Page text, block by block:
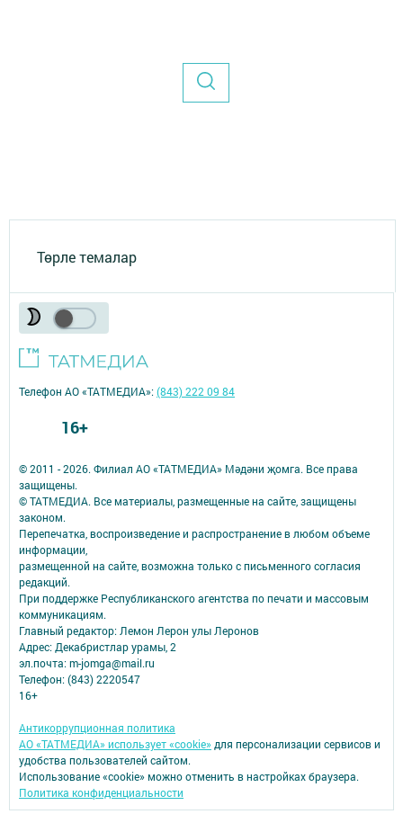
Төрле темалар
© 2011 - 2026. Филиал АО «ТАТМЕДИА» Мәдәни җомга. Все права
защищены.
© ТАТМЕДИА. Все материалы, размещенные на сайте, защищены
законом.
Перепечатка, воспроизведение и распространение в любом объеме
информации,
размещенной на сайте, возможна только с письменного согласия
редакций.
При поддержке Республиканского агентства по печати и массовым
коммуникациям.
Главный редактор: Лемон Лерон улы Леронов
Адрес: Декабристлар урамы, 2
эл.почта: m-jomga@mail.ru
Телефон: (843) 2220547
16+
Антикоррупционная политика
АО «ТАТМЕДИА» использует «cookie»для персонализации сервисов и
удобства пользователей сайтом.
Использование «cookie» можно отменить в настройках браузера.
Политика конфиденциальности
Телефон АО «ТАТМЕДИА»:(843) 222 09 84
16+